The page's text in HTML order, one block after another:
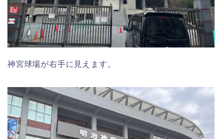
神宮球場が右手に見えます。